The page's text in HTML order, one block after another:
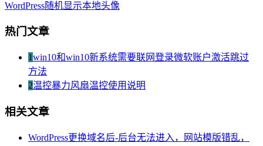
WordPress随机显示本地头像
热门文章
1win10和win10新系统需要联网登录微软账户激活跳过
方法
2温控暴力风扇温控使用说明
相关文章
WordPress更换域名后-后台无法进入，网站模版错乱，